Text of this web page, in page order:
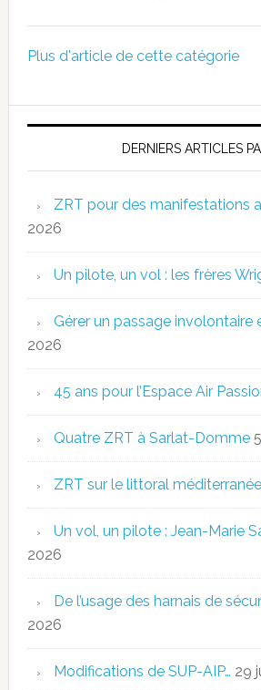
Plus d'article de cette catégorie
DERNIERS ARTICLES
ZRT pour des manifestations
2026
Un pilote, un vol : les frères
Gérer un passage involontaire
2026
45 ans pour l’Espace Air
Quatre ZRT à Sarlat-Domme
ZRT sur le littoral
Un vol, un pilote : Jean-Marie
2026
De l’usage des harnais de
2026
Modifications de SUP-AIP… 29